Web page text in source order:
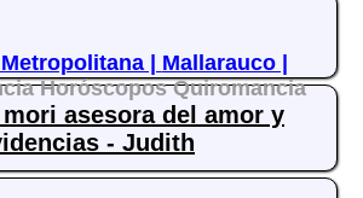
| Mallarauco |
Horóscopos Quiromancia
asesora del amor y
- Judith